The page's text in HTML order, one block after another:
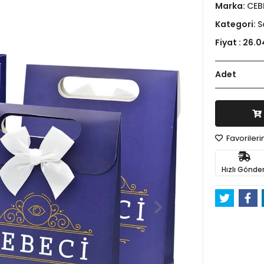
Marka:
Kategori:
Fiyat :
Adet
Hızlı